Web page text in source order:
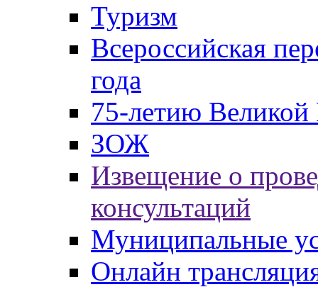
Туризм
Всероссийская
года
75-летию
ЗОЖ
Извещение о
консультаций
Муниципальные
Онлайн